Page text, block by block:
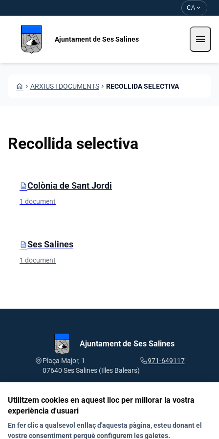
CA expand_more
Ajuntament de Ses Salines menu
HOME CHEVRON_RIGHT ARXIUS I DOCUMENTS CHEVRON_RIGHT RECOLLIDA SELECTIVA
Recollida selectiva
descriptionColònia de Sant Jordi
1 document
descriptionSes Salines
1 document
Ajuntament de Ses Salines
Plaça Major, 1
07640 Ses Salines (Illes Balears)
971-649117
Segueix-nos a les xarxes socials
Utilitzem cookies en aquest lloc per millorar la vostra
experiència d'usuari
En fer clic a qualsevol enllaç d'aquesta pàgina, esteu donant el
vostre consentiment perquè configurem les galetes.